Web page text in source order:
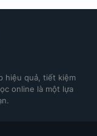
hiệu quả, tiết kiệm
online là một lựa